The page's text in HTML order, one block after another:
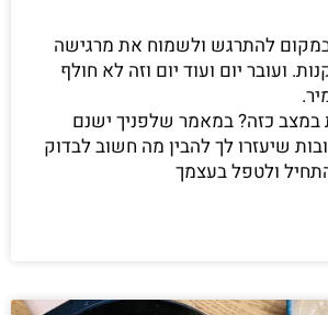
להתרגש ולשמוח את מרגישה
ועובר יום ועוד יום וזה לא חולף
כזה? במאמר שלפניך ישנם
שיעזרו לך להבין מה חשוב לבדוק
ולטפל בעצמך